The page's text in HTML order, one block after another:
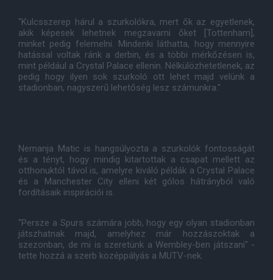
"Kulcsszerep hárul a szurkolókra, mert ők az egyetlenek,
akik képesek lehetnek megzavarni őket [Tottenham],
minket pedig felemelni. Mindenki láthatta, hogy mennyire
hatással voltak ránk a derbin, és a többi mérkőzésen is,
mint például a Crystal Palace ellenin. Nélkülözhetetlenek, az
pedig hogy ilyen sok szurkoló ott lehet majd velünk a
stadionban, nagyszerű lehetőség lesz számunkra."
Nemanja Matic is hangsúlyozta a szurkolók fontosságát
és a tényt, hogy mindig kitartottak a csapat mellett az
otthonuktól távol is, amelyre kiváló példák a Crystal Palace
és a Manchester City elleni két gólos hátrányból való
fordításaik inspirációi is.
"Persze a Spurs számára jobb, hogy egy olyan stadionban
játszhatnak majd, amelyhez már hozzászoktak a
szezonban, de mi is szeretünk a Wembley-ben játszani" -
tette hozzá a szerb középpályás a MUTV-nek.